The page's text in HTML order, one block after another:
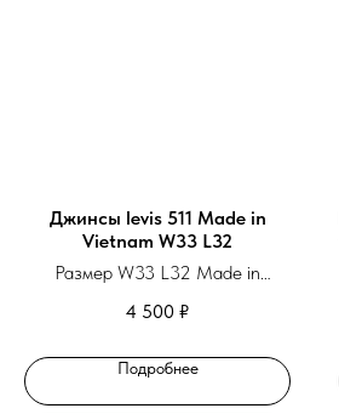
Джинсы levis 511 Made in
Vietnam W33 L32
Размер W33 L32 Made in
4 500 ₽
Подробнее